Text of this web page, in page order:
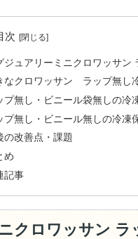
次
ジュアリーミニクロワッサン
なクロワッサン ラップ無し
プ無し・ビニール袋無しの
プ無し・ビニール無しの冷
の改善点・課題
め
記事
クロワッサン ラ